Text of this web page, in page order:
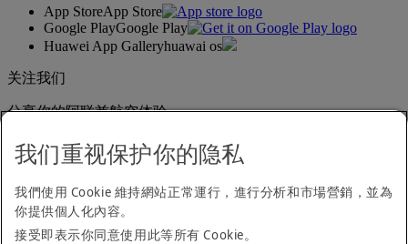
App StoreApp Store
Google PlayGoogle Play
Huawei App Galleryhuawai os
关注我们
分享你的阿联酋航空体验。
联系我们
隐私政策
条款与细则
我们重视保护你的隐私
我們使用 Cookie 維持網站正常運行，進行分析和市場營銷，並為
你提供個人化內容。
接受即表示你同意使用此等所有 Cookie。